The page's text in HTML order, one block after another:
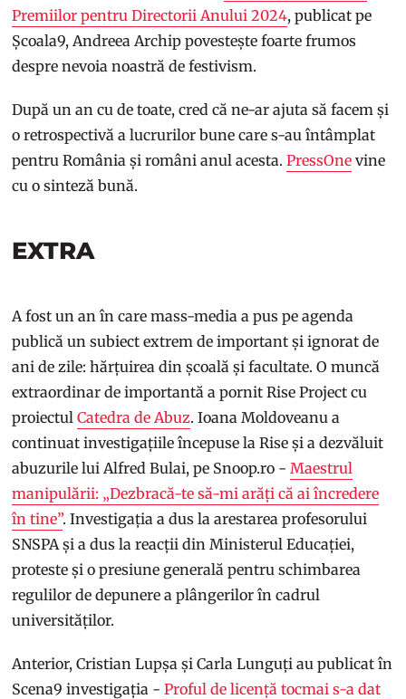
Premiilor pentru Directorii Anului 2024, publicat pe
Școala9, Andreea Archip povestește foarte frumos
despre nevoia noastră de festivism.
După un an cu de toate, cred că ne-ar ajuta să facem și
o retrospectivă a lucrurilor bune care s-au întâmplat
pentru România și români anul acesta.PressOne vine
cu o sinteză bună.
EXTRA
A fost un an în care mass-media a pus pe agenda
publică un subiect extrem de important și ignorat de
ani de zile: hărțuirea din școală și facultate. O muncă
extraordinar de importantă a pornit Rise Project cu
proiectulCatedra de Abuz. Ioana Moldoveanu a
continuat investigațiile începuse la Rise și a dezvăluit
abuzurile lui Alfred Bulai, pe Snoop.ro - Maestrul
manipulării: „Dezbracă-te să-mi arăți că ai încredere
în tine”. Investigația a dus la arestarea profesorului
SNSPA și a dus la reacții din Ministerul Educației,
proteste și o presiune generală pentru schimbarea
regulilor de depunere a plângerilor în cadrul
universităților.
Anterior, Cristian Lupșa și Carla Lunguți au publicat în
Scena9 investigația -Proful de licență tocmai s-a dat